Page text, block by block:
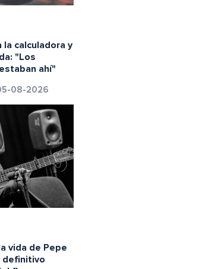
la calculadora y
"Los
ahí"
08-2026
vida de Pepe
definitivo